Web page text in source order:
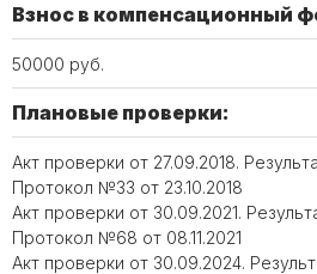
Взнос в компенсационный
50000 руб.
Плановые проверки:
Акт проверки от 27.09.2018.
Протокол №33 от 23.10.2018
Акт проверки от 30.09.2021.
Протокол №68 от 08.11.2021
Акт проверки от 30.09.2024.